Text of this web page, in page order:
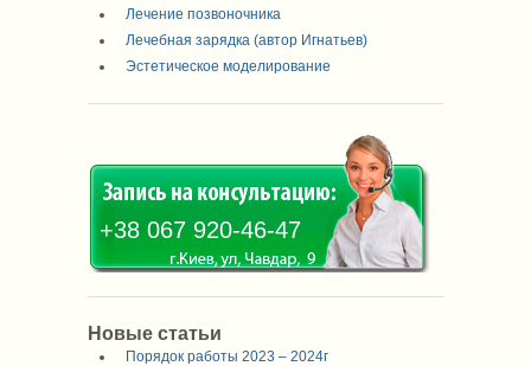
Лечение позвоночника
Лечебная зарядка (автор Игнатьев)
Эстетическое моделирование
+38 067 920-46-47
Новые статьи
Порядок работы 2023 – 2024г